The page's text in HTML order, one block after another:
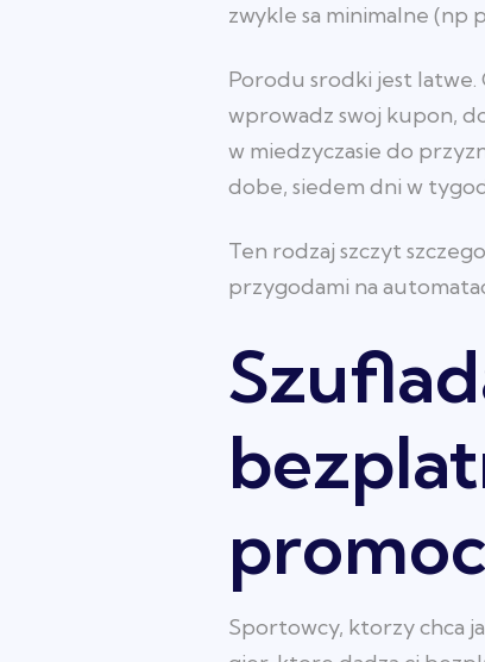
zwykle sa minimalne (np
Porodu srodki jest latwe.
wprowadz swoj kupon,
w miedzyczasie do
dobe, siedem dni w
Ten rodzaj szczyt
przygodami na
Sportowcy, ktorzy chca